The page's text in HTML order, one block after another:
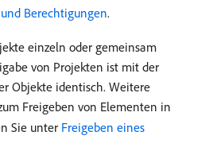
Berechtigungen.
einzeln oder gemeinsam
von Projekten ist mit der
Objekte identisch. Weitere
Freigeben von Elementen in
Sie unter Freigeben eines